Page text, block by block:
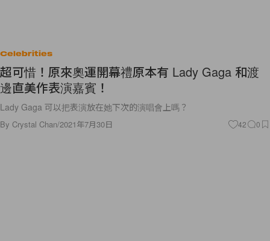
Celebrities
超可惜！原來奧運開幕禮原本有 Lady Gaga 和渡
邊直美作表演嘉賓！
Lady Gaga 可以把表演放在她下次的演唱會上嗎？
By Crystal Chan/2021年7月30日 42 0